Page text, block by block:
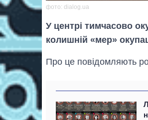
фото: dialog.ua
У центрі тимчасово
колишній «мер»
Про це повідомляють